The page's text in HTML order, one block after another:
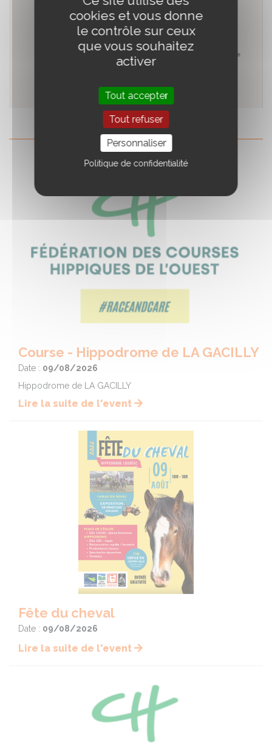
Course - Hippodrome de LA GACILLY
Date : 09/08/2026
Hippodrome de LA GACILLY
Lire la suite de l'event
Fête du cheval
Date : 09/08/2026
Lire la suite de l'event
cookies et vous donne
le contrôle sur ceux
que vous souhaitez
activer
Tout accepter
Tout refuser
Personnaliser
Politique de confidentialité